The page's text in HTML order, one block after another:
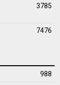
3785
7476
988